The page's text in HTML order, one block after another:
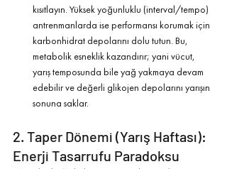
kısıtlayın. Yüksek yoğunluklu (interval/tempo)
antrenmanlarda ise performansı korumak için
karbonhidrat depolarını dolu tutun. Bu,
metabolik esneklik kazandırır; yani vücut,
yarış temposunda bile yağ yakmaya devam
edebilir ve değerli glikojen depolarını yarışın
sonuna saklar.
2. Taper Dönemi (Yarış Haftası):
Enerji Tasarrufu Paradoksu